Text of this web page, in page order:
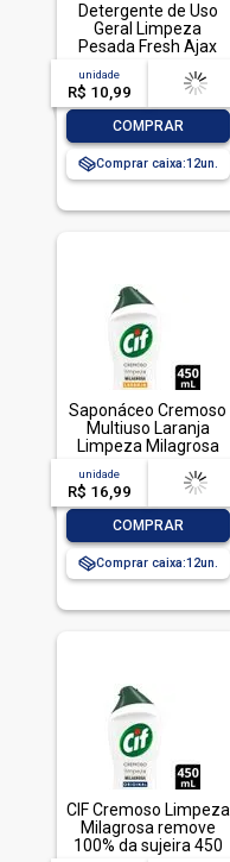
Detergente de Uso
Geral Limpeza
Pesada Fresh Ajax
Frasco 500ml
unidade
R$ 10,99
acima de
-- --,--un.
COMPRAR
Comprar caixa:12
Saponáceo Cremoso
Multiuso Laranja
Limpeza Milagrosa
Cif Squeeze 450ml
unidade
R$ 16,99
acima de
-- --,--un.
COMPRAR
Comprar caixa:12
CIF Cremoso Limpeza
Milagrosa remove
100% da sujeira 450